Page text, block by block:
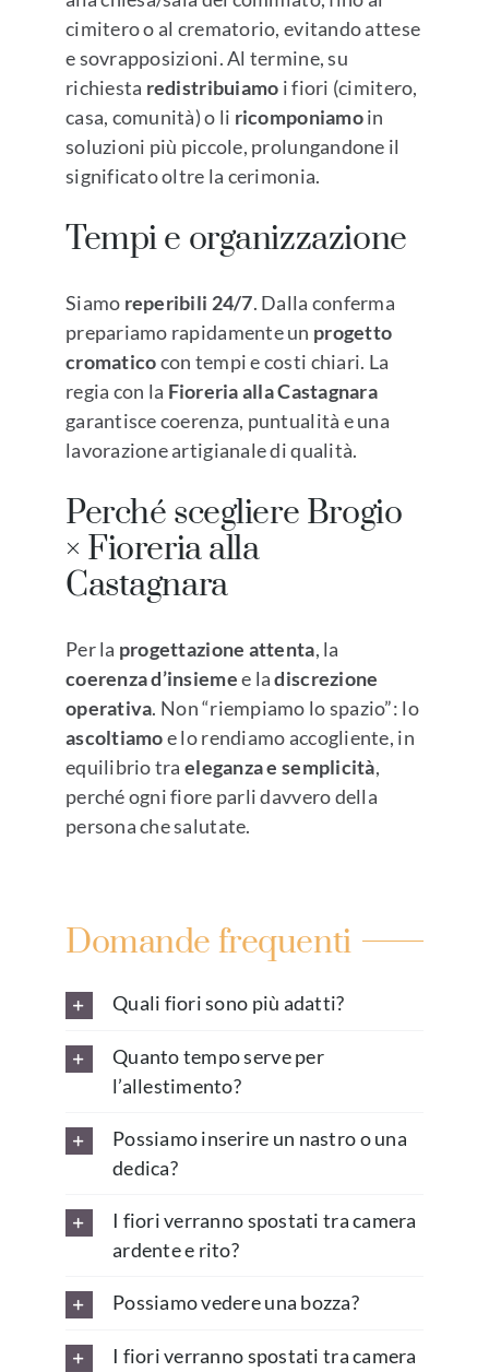
cimitero o al crematorio, evitando attese
e sovrapposizioni. Al termine, su
richiesta redistribuiamo i fiori (cimitero,
casa, comunità) o li ricomponiamoin
soluzioni più piccole, prolungandone il
significato oltre la cerimonia.
Tempi e organizzazione
Siamo reperibili 24/7. Dalla conferma
prepariamo rapidamente un progetto
cromaticocon tempi e costi chiari. La
regia con la Fioreria alla Castagnara
garantisce coerenza, puntualità e una
lavorazione artigianale di qualità.
Perché scegliere Brogio
× Fioreria alla
Castagnara
Per la progettazione attenta, la
coerenza d’insiemee ladiscrezione
operativa. Non “riempiamo lo spazio”: lo
ascoltiamoe lo rendiamo accogliente, in
equilibrio traeleganza e semplicità,
perché ogni fiore parli davvero della
persona che salutate.
Domande frequenti
Quali fiori sono più adatti?
Quanto tempo serve per
l’allestimento?
Possiamo inserire un nastro o una
dedica?
I fiori verranno spostati tra camera
ardente e rito?
Possiamo vedere una bozza?
I fiori verranno spostati tra camera